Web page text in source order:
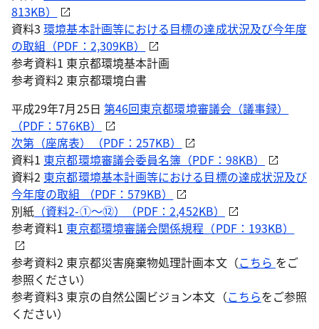
813KB）
資料3環境基本計画等における目標の達成状況及び今年度
の取組（PDF：2,309KB）
参考資料1 東京都環境基本計画
参考資料2 東京都環境白書
平成29年7月25日 第46回東京都環境審議会（議事録）
（PDF：576KB）
次第（座席表）（PDF：257KB）
資料1 東京都環境審議会委員名簿（PDF：98KB）
資料2 東京都環境基本計画等における目標の達成状況及び
今年度の取組 （PDF：579KB）
別紙 （資料2-①～⑫）（PDF：2,452KB）
参考資料1 東京都環境審議会関係規程（PDF：193KB）
参考資料2 東京都災害廃棄物処理計画本文（こちら をご
参照ください）
参考資料3 東京の自然公園ビジョン本文（こちらをご参照
ください）